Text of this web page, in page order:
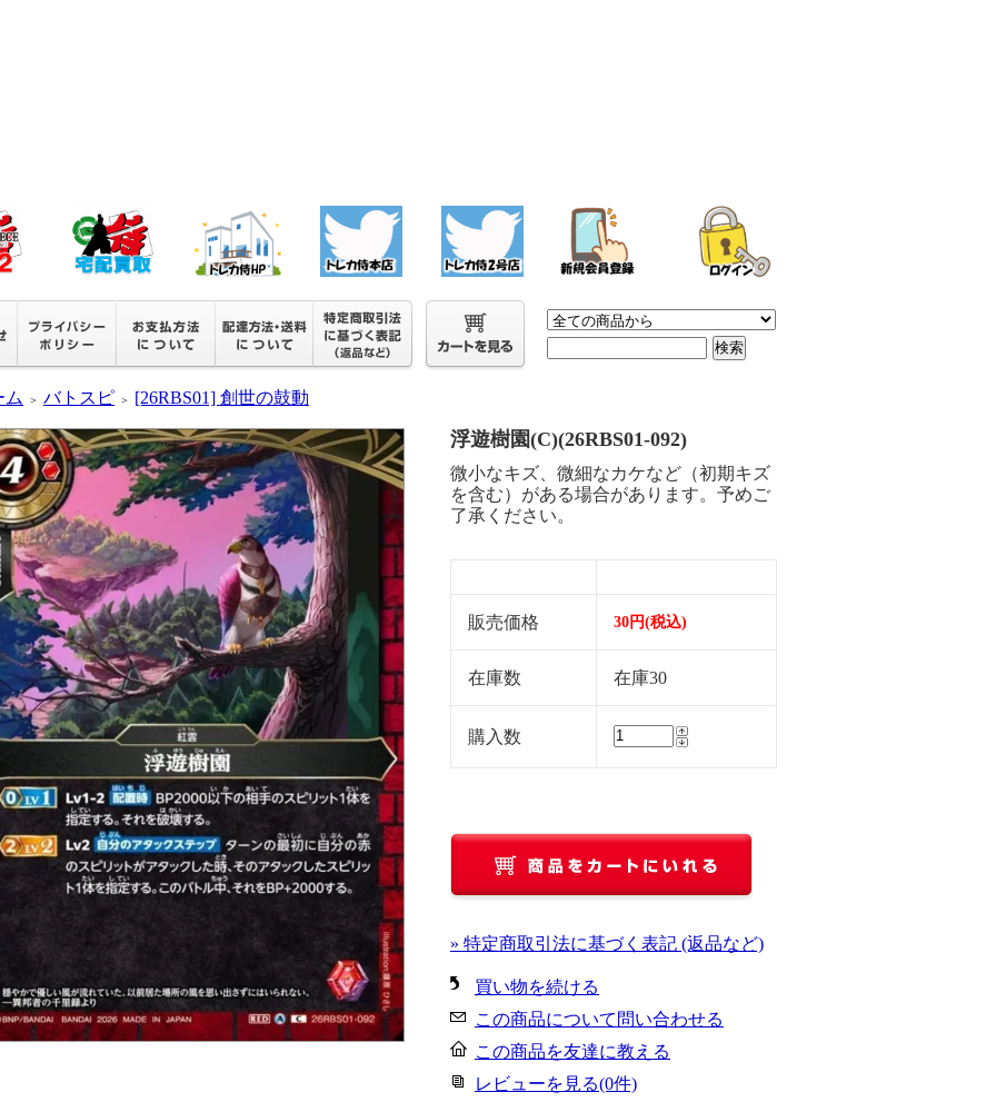
ム ＞ バトスピ ＞ [26RBS01] 創世の鼓動
浮遊樹園(C)(26RBS01-092)
微小なキズ、微細なカケなど（初期キズ
を含む）がある場合があります。予めご
了承ください。
販売価格 30円(税込)
在庫数 在庫30
購入数
» 特定商取引法に基づく表記 (返品など)
買い物を続ける
この商品について問い合わせる
この商品を友達に教える
レビューを見る(0件)